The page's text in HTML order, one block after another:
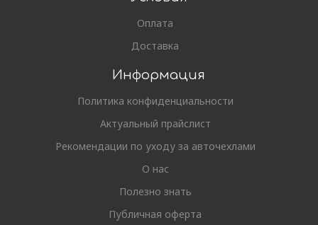
Оплата
Доставка
Информация
Политика конфиденциальности
Актуальный прайслист
Рекомендации по уходу за авточехлами
О нас
Полезно знать
Публичная оферта